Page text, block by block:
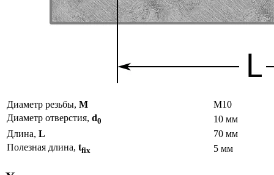
Диаметр резьбы, М
М10
Диаметр отверстия, d0
10 мм
Длина, L
70 мм
Полезная длина, tfix 5 мм